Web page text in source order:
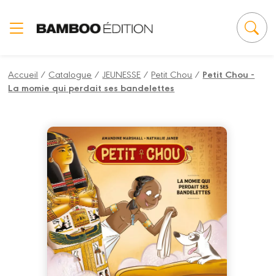
Accueil / Catalogue /JEUNESSE /Petit Chou / Petit Chou -
La momie qui perdait ses bandelettes